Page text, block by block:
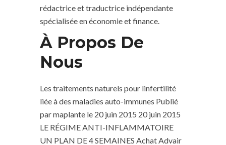
rédactrice et traductrice indépendante
spécialisée en économie et finance.
À Propos De
Nous
Les traitements naturels pour linfertilité
liée à des maladies auto-immunes Publié
par maplante le 20 juin 2015 20 juin 2015
LE RÉGIME ANTI-INFLAMMATOIRE
UN PLAN DE 4 SEMAINES Achat Advair